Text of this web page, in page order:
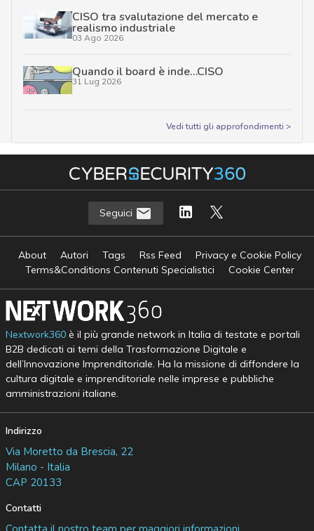
CISO tra svalutazione del mercato e
realismo industriale
03 Ago 2026
Quando il board è inde…CISO
31 Lug 2026
Vedi tutti gli approfondimenti >
Seguici
About Autori Tags Rss Feed
Privacy e Cookie Policy
Terms&Conditions Contenuti Specialistici
Cookie Center
Nextwork360è il più grande network in Italia di testate e portali
B2B dedicati ai temi della Trasformazione Digitale e
dell’Innovazione Imprenditoriale. Ha la missione di diffondere la
cultura digitale e imprenditoriale nelle imprese e pubbliche
amministrazioni italiane.
Indirizzo
Via Moretto da Brescia, 22
Milano - Italia
CAP 20133
Contatti